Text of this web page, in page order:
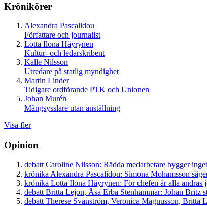
Krönikörer
Alexandra Pascalidou
Författare och journalist
Lotta Ilona Häyrynen
Kultur- och ledarskribent
Kalle Nilsson
Utredare på statlig myndighet
Martin Linder
Tidigare ordförande PTK och Unionen
Johan Murén
Mångsysslare utan anställning
Visa fler
Opinion
debatt Caroline Nilsson: Rädda medarbetare bygger
krönika Alexandra Pascalidou: Simona Mohamsson
krönika Lotta Ilona Häyrynen: För chefen är alla
debatt Britta Lejon, Åsa Erba Stenhammar: Johan Britz
debatt Therese Svanström, Veronica Magnusson, Britta